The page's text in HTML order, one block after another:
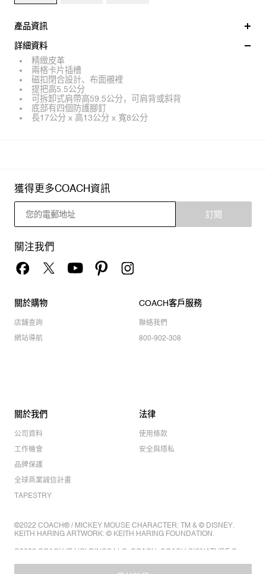
產品資訊
詳細資料
精緻皮革
兩格卡片插槽
磁扣閉合設計、布面襯裡
提把高5.5公分
可拆卸式肩帶高59.5公分，可肩背或斜背
底部有四個防護腳釘
長17公分 x 高13公分 x 寬8公分
獲得更多COACH資訊
訂閱
關注我們
關於購物
店舖查詢
網站導航
COACH客戶服務
聯絡我們
800-902-308
關於我們
公司資料
工作機會
品牌保護
全球商業誠信計畫
TAPESTRY
法律
使用條款
安全與隱私
©2022 COACH® / MICKEY MOUSE CHARACTER: TM & © DISNEY.
KEITH HARING ARTWORK: © KEITH HARING FOUNDATION.
©2022 COACH IP HOLDINGS LLC. COACH, COACH SIGNATURE C